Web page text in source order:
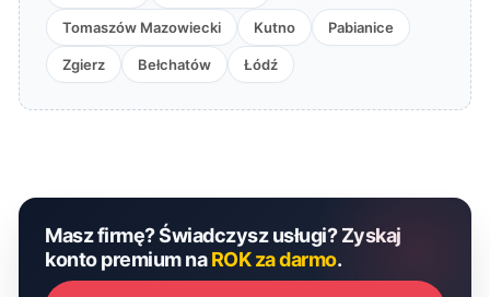
Tomaszów Mazowiecki Kutno Pabianice
Zgierz Bełchatów Łódź
Masz firmę? Świadczysz usługi? Zyskaj
konto premium naROK za darmo.